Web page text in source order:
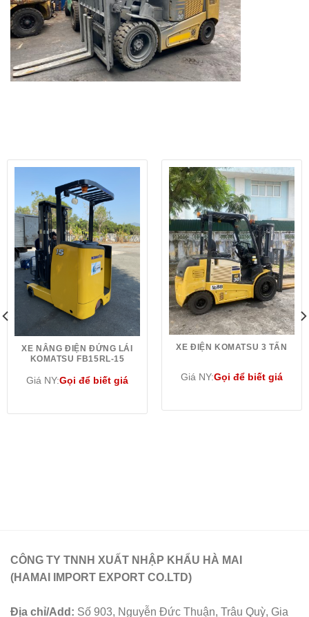
XE NÂNG ĐIỆN ĐỨNG LÁI
KOMATSU FB15RL-15
Giá NY:Gọi để biết giá
XE ĐIỆN KOMATSU 3 TẤN
Giá NY:Gọi để biết giá
CÔNG TY TNNH XUẤT NHẬP KHẨU HÀ MAI
(HAMAI IMPORT EXPORT CO.LTD)
Địa chỉ/Add: Số 903, Nguyễn Đức Thuận, Trâu Quỳ, Gia